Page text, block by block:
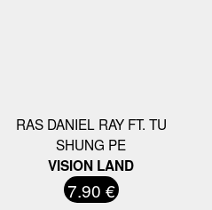
RAS DANIEL RAY FT. TU
SHUNG PE
VISION LAND
7.90 €